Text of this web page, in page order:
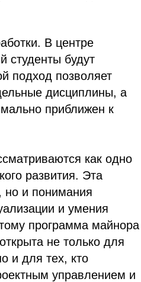
В центре
студенты будут
подход позволяет
дисциплины, а
приближен к
как одно
развития. Эта
но и понимания
и умения
программа майнора
не только для
и для тех, кто
управлением и